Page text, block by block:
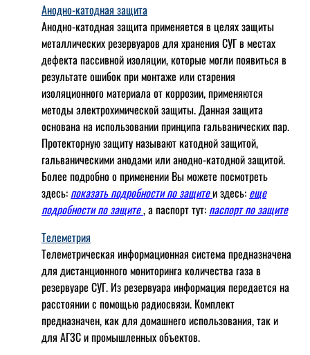
Анодно-катодная защита
Анодно-катодная защита применяется в целях защиты
металлических резервуаров для хранения СУГ в местах
дефекта пассивной изоляции, которые могли появиться в
результате ошибок при монтаже или старения
изоляционного материала от коррозии, применяются
методы электрохимической защиты. Данная защита
основана на использовании принципа гальванических пар.
Протекторную защиту называют катодной защитой,
гальваническими анодами или анодно-катодной защитой.
Более подробно о применении Вы можете посмотреть
здесь: показать подробности по защитеи здесь: еще
подробности по защите, а паспорт тут: паспорт по защите
Телеметрия
Телеметрическая информационная система предназначена
для дистанционного мониторинга количества газа в
резервуаре СУГ. Из резервуара информация передается на
расстоянии с помощью радиосвязи. Комплект
предназначен, как для домашнего использования, так и
для АГЗС и промышленных объектов.